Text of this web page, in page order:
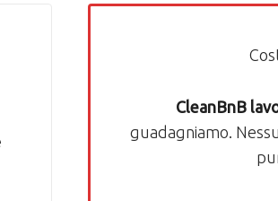
CleanBnB
guadagniamo.